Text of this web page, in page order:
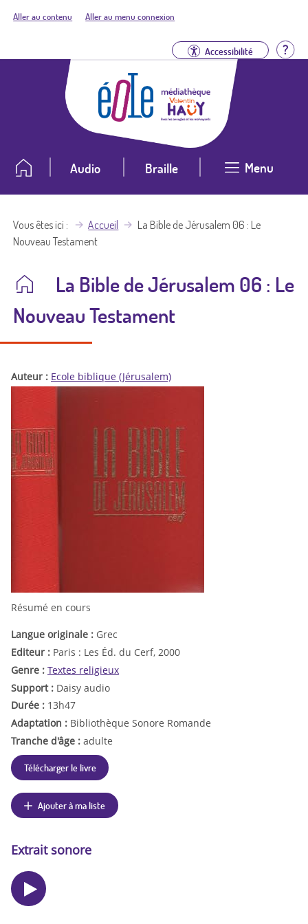
Aller au contenu Aller au menu connexion
Accessibilité
Audio Braille Menu
Vous êtes ici Accueil
La Bible de Jérusalem 06 : Le
Nouveau Testament
La Bible de Jérusalem 06 : Le
Nouveau Testament
Auteur : Ecole biblique (Jérusalem)
Résumé en cours
Langue originale : Grec
Editeur : Paris : Les Éd. du Cerf, 2000
Genre : Textes religieux
Support : Daisy audio
Durée : 13h47
Adaptation : Bibliothèque Sonore Romande
Tranche d'âge : adulte
Télécharger le livre
Ajouter à ma liste
Extrait sonore